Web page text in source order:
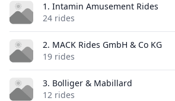
1. Intamin Amusement Rides
24 rides
2. MACK Rides GmbH & Co KG
19 rides
3. Bolliger & Mabillard
12 rides